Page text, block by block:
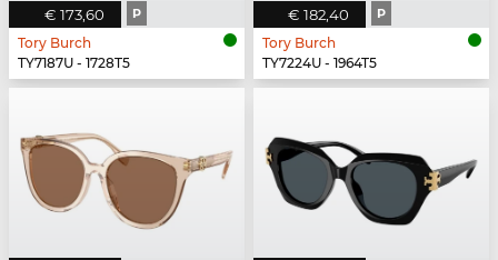
€ 173,60 P
Tory Burch
TY7187U - 1728T5
€ 182,40 P
Tory Burch
TY7224U - 1964T5